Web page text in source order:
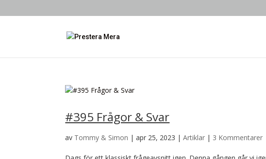
#395 Frågor & Svar
av Tommy & Simon |apr 25, 2023 |Artiklar | 3 Kommentarer